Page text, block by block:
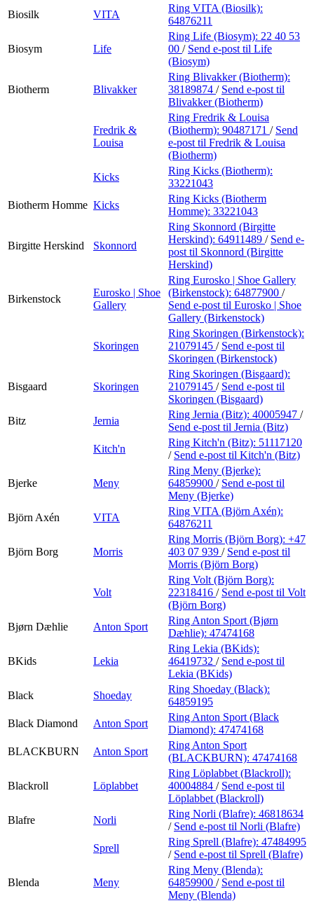
Biosilk
VITA
Ring VITA (Biosilk):
64876211
Biosym Life
Ring Life (Biosym): 22 40 53
00 / Send e-post til Life
(Biosym)
Biotherm Blivakker
Ring Blivakker (Biotherm):
38189874 / Send e-post til
Blivakker (Biotherm)
Fredrik &
Louisa
Ring Fredrik & Louisa
(Biotherm): 90487171 / Send
e-post til Fredrik & Louisa
(Biotherm)
Kicks
Ring Kicks (Biotherm):
33221043
Biotherm Homme Kicks
Ring Kicks (Biotherm
Homme): 33221043
Birgitte Herskind Skonnord
Ring Skonnord (Birgitte
Herskind): 64911489 / Send e-
post til Skonnord (Birgitte
Herskind)
Birkenstock
Eurosko | Shoe
Gallery
Ring Eurosko | Shoe Gallery
(Birkenstock): 64877900 /
Send e-post til Eurosko | Shoe
Gallery (Birkenstock)
Skoringen
Ring Skoringen (Birkenstock):
21079145 / Send e-post til
Skoringen (Birkenstock)
Bisgaard Skoringen
Ring Skoringen (Bisgaard):
21079145 / Send e-post til
Skoringen (Bisgaard)
Bitz
Jernia
Ring Jernia (Bitz): 40005947 /
Send e-post til Jernia (Bitz)
Kitch'n
Ring Kitch'n (Bitz): 51117120
/ Send e-post til Kitch'n (Bitz)
Bjerke Meny
Ring Meny (Bjerke):
64859900 / Send e-post til
Meny (Bjerke)
Björn Axén
VITA
Ring VITA (Björn Axén):
64876211
Björn Borg Morris
Ring Morris (Björn Borg): +47
403 07 939 / Send e-post til
Morris (Björn Borg)
Volt
Ring Volt (Björn Borg):
22318416 / Send e-post til Volt
(Björn Borg)
Bjørn Dæhlie
Anton Sport
Ring Anton Sport (Bjørn
Dæhlie): 47474168
BKids Lekia
Ring Lekia (BKids):
46419732 / Send e-post til
Lekia (BKids)
Black
Shoeday
Ring Shoeday (Black):
64859195
Black Diamond
Anton Sport
Ring Anton Sport (Black
Diamond): 47474168
BLACKBURN
Anton Sport
Ring Anton Sport
(BLACKBURN): 47474168
Blackroll Löplabbet
Ring Löplabbet (Blackroll):
40004884 / Send e-post til
Löplabbet (Blackroll)
Blafre
Norli
Ring Norli (Blafre): 46818634
/ Send e-post til Norli (Blafre)
Sprell
Ring Sprell (Blafre): 47484995
/ Send e-post til Sprell (Blafre)
Blenda Meny
Ring Meny (Blenda):
64859900 / Send e-post til
Meny (Blenda)